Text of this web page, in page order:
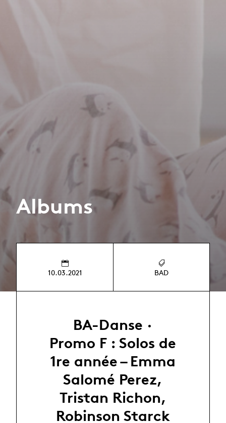
Albums
10.03.2021 BAD
BA-Danse ·
Promo F : Solos de
1re année – Emma
Salomé Perez,
Tristan Richon,
Robinson Starck